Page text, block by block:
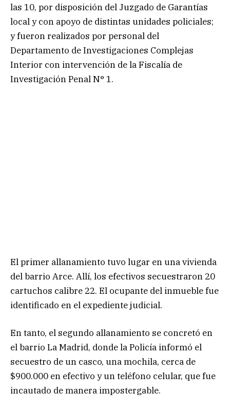
las 10, por disposición del Juzgado de Garantías
local y con apoyo de distintas unidades policiales;
y fueron realizados por personal del
Departamento de Investigaciones Complejas
Interior con intervención de la Fiscalía de
Investigación Penal N° 1.
El primer allanamiento tuvo lugar en una vivienda
del barrio Arce. Allí, los efectivos secuestraron 20
cartuchos calibre 22. El ocupante del inmueble fue
identificado en el expediente judicial.
En tanto, el segundo allanamiento se concretó en
el barrio La Madrid, donde la Policía informó el
secuestro de un casco, una mochila, cerca de
$900.000 en efectivo y un teléfono celular, que fue
incautado de manera impostergable.